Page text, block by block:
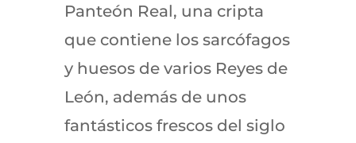
Panteón Real, una cripta
que contiene los sarcófagos
y huesos de varios Reyes de
León, además de unos
fantásticos frescos del siglo